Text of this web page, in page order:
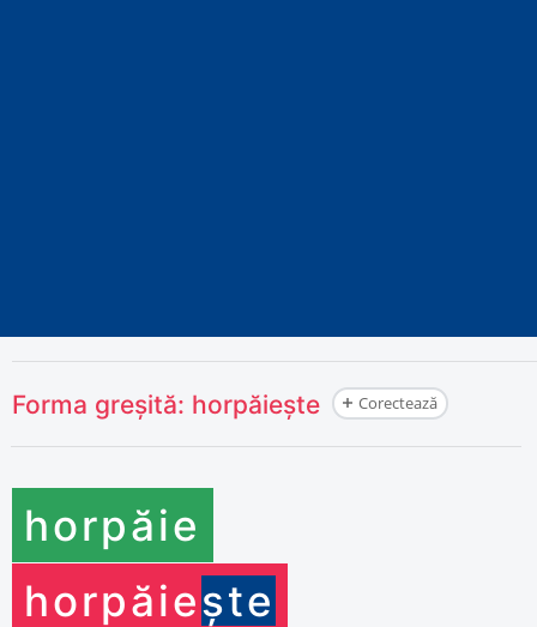
Forma greșită: horpăiește Corectează
horpăie
horpăiește